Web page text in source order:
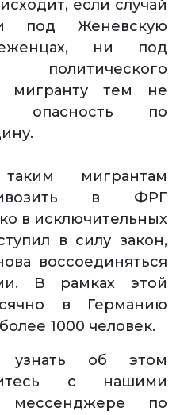
если случай
под Женевскую
ни под
мигранту тем не
опасность по
мигрантам
в ФРГ
в исключительных
в силу закон,
воссоединяться
В рамках этой
в Германию
1000 человек.
об этом
с нашими
мессенджере по